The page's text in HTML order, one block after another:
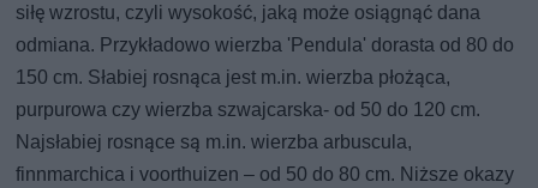
siłę wzrostu, czyli wysokość, jaką może osiągnąć dana
odmiana. Przykładowo wierzba 'Pendula' dorasta od 80 do
150 cm. Słabiej rosnąca jest m.in. wierzba płożąca,
purpurowa czy wierzba szwajcarska- od 50 do 120 cm.
Najsłabiej rosnące są m.in. wierzba arbuscula,
finnmarchica i voorthuizen – od 50 do 80 cm. Niższe okazy